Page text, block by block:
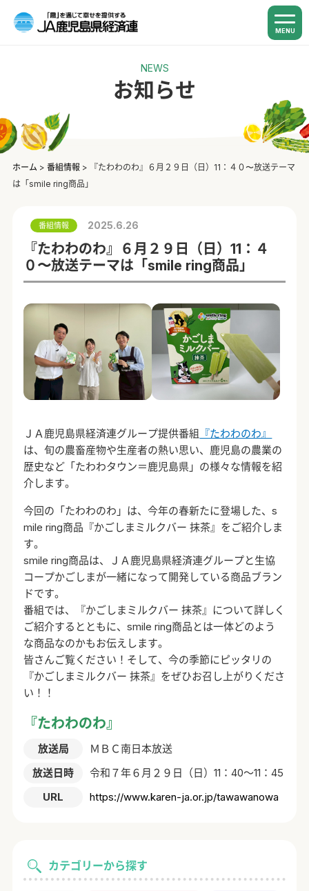
MENU
NEWS
お知らせ
ホーム > 番組情報 >
『たわわのわ』６月２９日（日）11：４０〜放送テーマ
は「smile ring商品」
カテゴリーから探す
番組情報 2025.6.26
『たわわのわ』６月２９日（日）11：４
０〜放送テーマは「smile ring商品」
ＪＡ鹿児島県経済連グループ提供番組 『たわわのわ』
は、旬の農畜産物や生産者の熱い思い、鹿児島の農業の
歴史など「たわわタウン＝鹿児島県」の様々な情報を紹
介します。
今回の「たわわのわ」は、今年の春新たに登場した、s
mile ring商品『かごしまミルクバー 抹茶』をご紹介しま
す。
smile ring商品は、ＪＡ鹿児島県経済連グループと生協
コープかごしまが一緒になって開発している商品ブラン
ドです。
番組では、『かごしまミルクバー 抹茶』について詳しく
ご紹介するとともに、smile ring商品とは一体どのよう
な商品なのかもお伝えします。
皆さんご覧ください！そして、今の季節にピッタリの
『かごしまミルクバー 抹茶』をぜひお召し上がりくださ
い！！
『たわわのわ』
放送局
ＭＢＣ南日本放送
放送日時
令和７年６月２９日（日）11：40～11：45
URL
https://www.karen-ja.or.jp/tawawanowa